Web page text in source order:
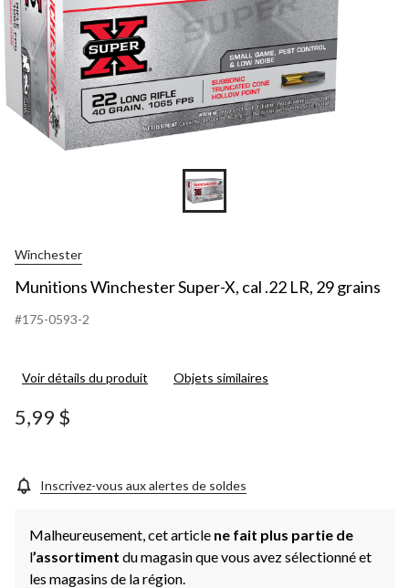
Winchester
Munitions Winchester Super-X, cal .22 LR, 29 grains
#175-0593-2
Voir détails du produit Objets similaires
5,99 $
Inscrivez-vous aux alertes de soldes
Malheureusement, cet article ne fait plus partie de
l’assortiment du magasin que vous avez sélectionné et
les magasins de la région.